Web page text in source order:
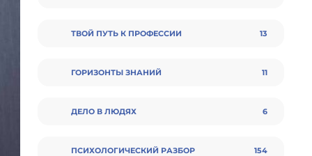
ТВОЙ ПУТЬ К ПРОФЕССИИ 13
ГОРИЗОНТЫ ЗНАНИЙ 11
ДЕЛО В ЛЮДЯХ 6
ПСИХОЛОГИЧЕСКИЙ РАЗБОР 154